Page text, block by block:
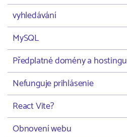
vyhledávání
MySQL
Předplatné domény a hostingu
Nefunguje prihlásenie
React Vite?
Obnovení webu